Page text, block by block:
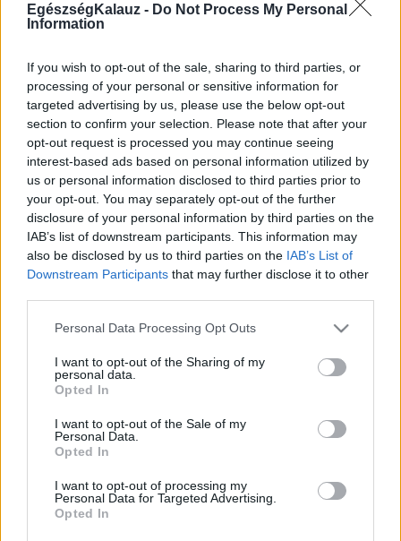
EgészségKalauz - Do Not Process My Personal
Information
If you wish to opt-out of the sale, sharing to third parties, or
processing of your personal or sensitive information for
targeted advertising by us, please use the below opt-out
section to confirm your selection. Please note that after your
opt-out request is processed you may continue seeing
interest-based ads based on personal information utilized by
us or personal information disclosed to third parties prior to
your opt-out. You may separately opt-out of the further
disclosure of your personal information by third parties on the
IAB’s list of downstream participants. This information may
also be disclosed by us to third parties on the IAB’s List of
Downstream Participants that may further disclose it to other
Please note that this website/app uses one or more Google
not limited to your visit or usage behaviour. You may click to
grant or deny consent to Google and its third-party tags to
use your data for below specified purposes in below Google
consent section.
Personal Data Processing Opt Outs
I want to opt-out of the Sharing of my
personal data.
Opted In
I want to opt-out of the Sale of my
Personal Data.
Opted In
I want to opt-out of processing my
Personal Data for Targeted Advertising.
Opted In
Kutatás
Prevenció
Videók
Kisállatok egészsége
#allergia #influenza#cukorbetegség
#orvosmeteorológia#vérnyomás #stroke#rákbetegség
#pajzsmirigy#reflux#ekcéma#herpesz
Regisztráció
Szülészet-nőgyógyászat
Szülészet-nőgyógyászat